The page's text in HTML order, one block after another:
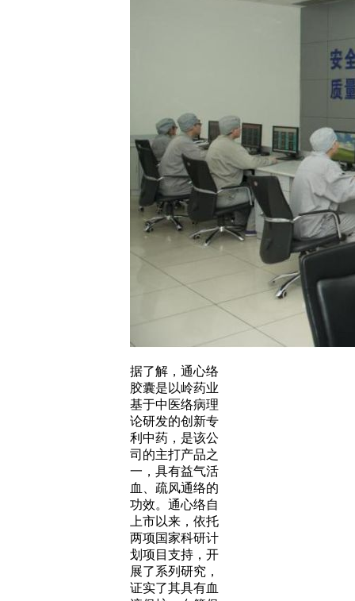
据了解，通心络
胶囊是以岭药业
基于中医络病理
论研发的创新专
利中药，是该公
司的主打产品之
一，具有益气活
血、疏风通络的
功效。通心络自
上市以来，依托
两项国家科研计
划项目支持，开
展了系列研究，
证实了其具有血